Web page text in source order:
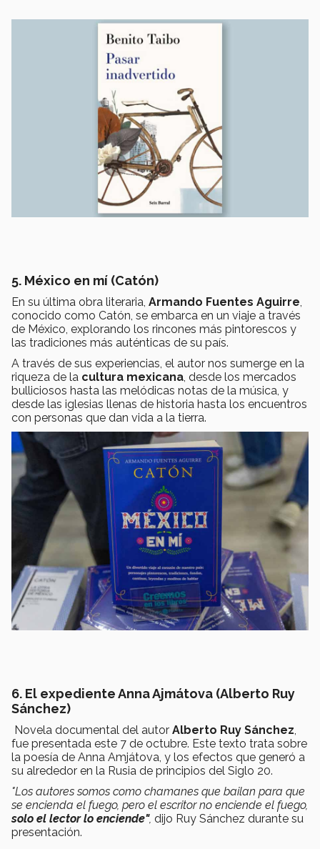
5. México en mí (Catón)
En su última obra literaria, Armando Fuentes Aguirre,
conocido como Catón, se embarca en un viaje a través
de México, explorando los rincones más pintorescos y
las tradiciones más auténticas de su país.
A través de sus experiencias, el autor nos sumerge en la
riqueza de la cultura mexicana, desde los mercados
bulliciosos hasta las melódicas notas de la música, y
desde las iglesias llenas de historia hasta los encuentros
con personas que dan vida a la tierra.
6. El expediente Anna Ajmátova (Alberto Ruy
Sánchez)
Novela documental del autor Alberto Ruy Sánchez
fue presentada este 7 de octubre. Este texto trata sobre
la poesía de Anna Amjátova, y los efectos que generó a
su alrededor en la Rusia de principios del Siglo 20.
"Los autores somos como chamanes que bailan para que
se encienda el fuego, pero el escritor no enciende el fuego,
solo el lector lo enciende", dijo Ruy Sánchez durante su
presentación.